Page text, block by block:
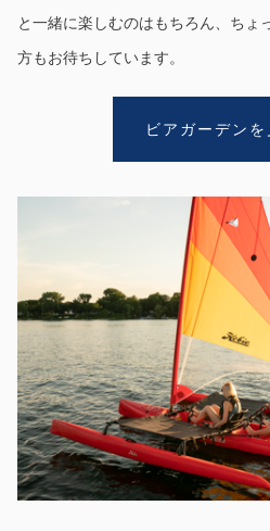
と一緒に楽しむのはもちろん、ちょ
方もお待ちしています。
ビアガーデンを